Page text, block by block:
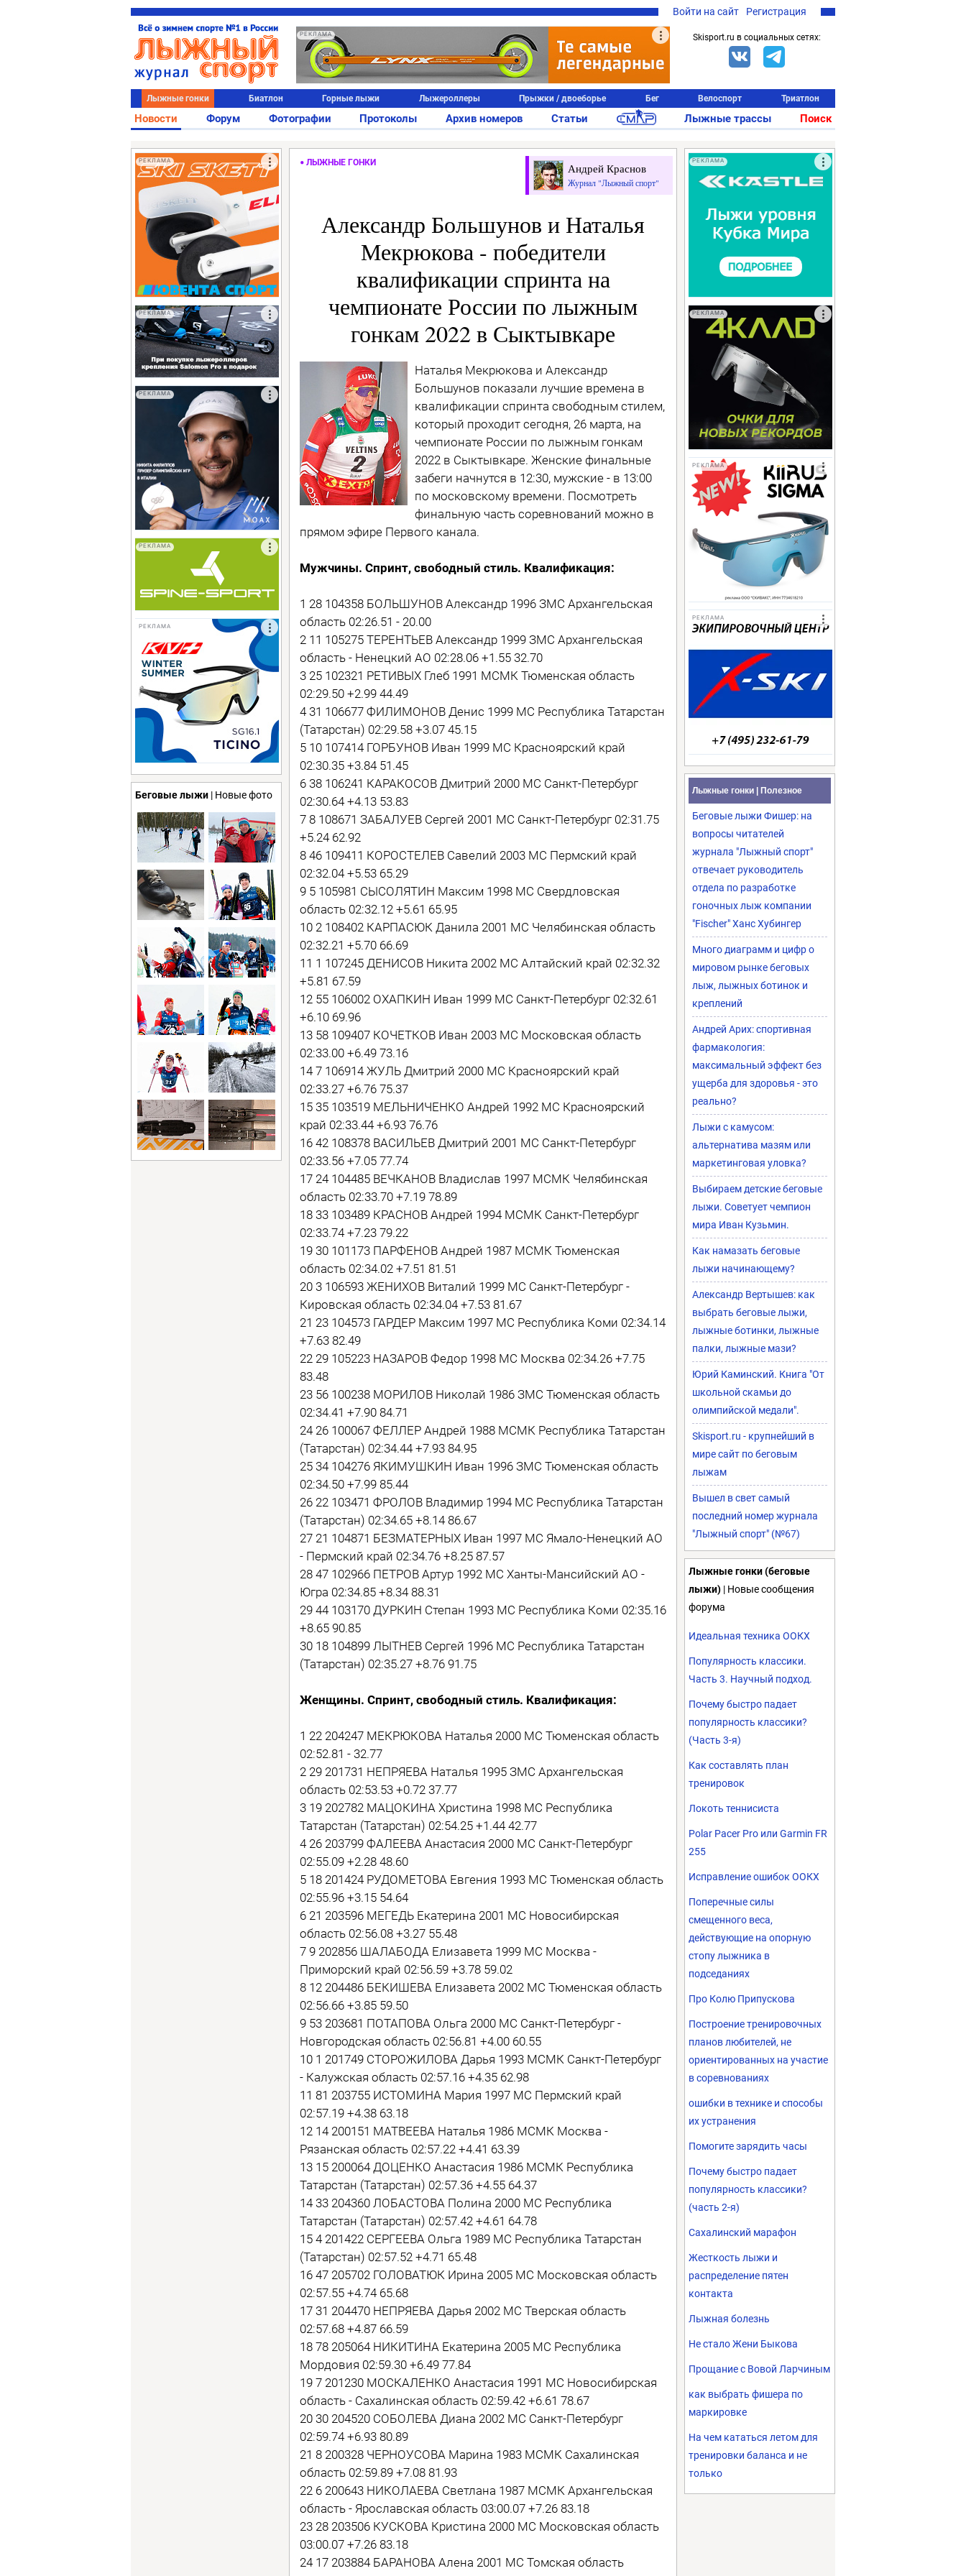
Войти на сайт Регистрация
РЕКЛАМА Skisport.ru в социальных сетях:
Лыжные гонки Биатлон Горные лыжи Лыжероллеры Прыжки / двоеборье Бег Велоспорт Триатлон
Новости Форум Фотографии Протоколы Архив номеров Статьи Лыжные трассы Поиск
РЕКЛАМА
РЕКЛАМА
РЕКЛАМА
РЕКЛАМА
РЕКЛАМА
Беговые лыжи | Новые фото
ЛЫЖНЫЕ ГОНКИ Андрей Краснов
Журнал "Лыжный спорт"
Александр Большунов и Наталья
Мекрюкова - победители
квалификации спринта на
чемпионате России по лыжным
гонкам 2022 в Сыктывкаре
Наталья Мекрюкова и Александр
Большунов показали лучшие времена в
квалификации спринта свободным стилем,
который проходит сегодня, 26 марта, на
чемпионате России по лыжным гонкам
2022 в Сыктывкаре. Женские финальные
забеги начнутся в 12:30, мужские - в 13:00
по московскому времени. Посмотреть
финальную часть соревнований можно в
прямом эфире Первого канала.
Мужчины. Спринт, свободный стиль. Квалификация:
1 28 104358 БОЛЬШУНОВ Александр 1996 ЗМС Архангельская
область 02:26.51 - 20.00
2 11 105275 ТЕРЕНТЬЕВ Александр 1999 ЗМС Архангельская
область - Ненецкий АО 02:28.06 +1.55 32.70
3 25 102321 РЕТИВЫХ Глеб 1991 МСМК Тюменская область
02:29.50 +2.99 44.49
4 31 106677 ФИЛИМОНОВ Денис 1999 МС Республика Татарстан
(Татарстан) 02:29.58 +3.07 45.15
5 10 107414 ГОРБУНОВ Иван 1999 МС Красноярский край
02:30.35 +3.84 51.45
6 38 106241 КАРАКОСОВ Дмитрий 2000 МС Санкт-Петербург
02:30.64 +4.13 53.83
7 8 108671 ЗАБАЛУЕВ Сергей 2001 МС Санкт-Петербург 02:31.75
+5.24 62.92
8 46 109411 КОРОСТЕЛЕВ Савелий 2003 МС Пермский край
02:32.04 +5.53 65.29
9 5 105981 СЫСОЛЯТИН Максим 1998 МС Свердловская
область 02:32.12 +5.61 65.95
10 2 108402 КАРПАСЮК Данила 2001 МС Челябинская область
02:32.21 +5.70 66.69
11 1 107245 ДЕНИСОВ Никита 2002 МС Алтайский край 02:32.32
+5.81 67.59
12 55 106002 ОХАПКИН Иван 1999 МС Санкт-Петербург 02:32.61
+6.10 69.96
13 58 109407 КОЧЕТКОВ Иван 2003 МС Московская область
02:33.00 +6.49 73.16
14 7 106914 ЖУЛЬ Дмитрий 2000 МС Красноярский край
02:33.27 +6.76 75.37
15 35 103519 МЕЛЬНИЧЕНКО Андрей 1992 МС Красноярский
край 02:33.44 +6.93 76.76
16 42 108378 ВАСИЛЬЕВ Дмитрий 2001 МС Санкт-Петербург
02:33.56 +7.05 77.74
17 24 104485 ВЕЧКАНОВ Владислав 1997 МСМК Челябинская
область 02:33.70 +7.19 78.89
18 33 103489 КРАСНОВ Андрей 1994 МСМК Санкт-Петербург
02:33.74 +7.23 79.22
19 30 101173 ПАРФЕНОВ Андрей 1987 МСМК Тюменская
область 02:34.02 +7.51 81.51
20 3 106593 ЖЕНИХОВ Виталий 1999 МС Санкт-Петербург -
Кировская область 02:34.04 +7.53 81.67
21 23 104573 ГАРДЕР Максим 1997 МС Республика Коми 02:34.14
+7.63 82.49
22 29 105223 НАЗАРОВ Федор 1998 МС Москва 02:34.26 +7.75
83.48
23 56 100238 МОРИЛОВ Николай 1986 ЗМС Тюменская область
02:34.41 +7.90 84.71
24 26 100067 ФЕЛЛЕР Андрей 1988 МСМК Республика Татарстан
(Татарстан) 02:34.44 +7.93 84.95
25 34 104276 ЯКИМУШКИН Иван 1996 ЗМС Тюменская область
02:34.50 +7.99 85.44
26 22 103471 ФРОЛОВ Владимир 1994 МС Республика Татарстан
(Татарстан) 02:34.65 +8.14 86.67
27 21 104871 БЕЗМАТЕРНЫХ Иван 1997 МС Ямало-Ненецкий АО
- Пермский край 02:34.76 +8.25 87.57
28 47 102966 ПЕТРОВ Артур 1992 МС Ханты-Мансийский АО -
Югра 02:34.85 +8.34 88.31
29 44 103170 ДУРКИН Степан 1993 МС Республика Коми 02:35.16
+8.65 90.85
30 18 104899 ЛЫТНЕВ Сергей 1996 МС Республика Татарстан
(Татарстан) 02:35.27 +8.76 91.75
Женщины. Спринт, свободный стиль. Квалификация:
1 22 204247 МЕКРЮКОВА Наталья 2000 МС Тюменская область
02:52.81 - 32.77
2 29 201731 НЕПРЯЕВА Наталья 1995 ЗМС Архангельская
область 02:53.53 +0.72 37.77
3 19 202782 МАЦОКИНА Христина 1998 МС Республика
Татарстан (Татарстан) 02:54.25 +1.44 42.77
4 26 203799 ФАЛЕЕВА Анастасия 2000 МС Санкт-Петербург
02:55.09 +2.28 48.60
5 18 201424 РУДОМЕТОВА Евгения 1993 МС Тюменская область
02:55.96 +3.15 54.64
6 21 203596 МЕГЕДЬ Екатерина 2001 МС Новосибирская
область 02:56.08 +3.27 55.48
7 9 202856 ШАЛАБОДА Елизавета 1999 МС Москва -
Приморский край 02:56.59 +3.78 59.02
8 12 204486 БЕКИШЕВА Елизавета 2002 МС Тюменская область
02:56.66 +3.85 59.50
9 53 203681 ПОТАПОВА Ольга 2000 МС Санкт-Петербург -
Новгородская область 02:56.81 +4.00 60.55
10 1 201749 СТОРОЖИЛОВА Дарья 1993 МСМК Санкт-Петербург
- Калужская область 02:57.16 +4.35 62.98
11 81 203755 ИСТОМИНА Мария 1997 МС Пермский край
02:57.19 +4.38 63.18
12 14 200151 МАТВЕЕВА Наталья 1986 МСМК Москва -
Рязанская область 02:57.22 +4.41 63.39
13 15 200064 ДОЦЕНКО Анастасия 1986 МСМК Республика
Татарстан (Татарстан) 02:57.36 +4.55 64.37
14 33 204360 ЛОБАСТОВА Полина 2000 МС Республика
Татарстан (Татарстан) 02:57.42 +4.61 64.78
15 4 201422 СЕРГЕЕВА Ольга 1989 МС Республика Татарстан
(Татарстан) 02:57.52 +4.71 65.48
16 47 205702 ГОЛОВАТЮК Ирина 2005 МС Московская область
02:57.55 +4.74 65.68
17 31 204470 НЕПРЯЕВА Дарья 2002 МС Тверская область
02:57.68 +4.87 66.59
18 78 205064 НИКИТИНА Екатерина 2005 МС Республика
Мордовия 02:59.30 +6.49 77.84
19 7 201230 МОСКАЛЕНКО Анастасия 1991 МС Новосибирская
область - Сахалинская область 02:59.42 +6.61 78.67
20 30 204520 СОБОЛЕВА Диана 2002 МС Санкт-Петербург
02:59.74 +6.93 80.89
21 8 200328 ЧЕРНОУСОВА Марина 1983 МСМК Сахалинская
область 02:59.89 +7.08 81.93
22 6 200643 НИКОЛАЕВА Светлана 1987 МСМК Архангельская
область - Ярославская область 03:00.07 +7.26 83.18
23 28 203506 КУСКОВА Кристина 2000 МС Московская область
03:00.07 +7.26 83.18
24 17 203884 БАРАНОВА Алена 2001 МС Томская область
РЕКЛАМА
РЕКЛАМА
РЕКЛАМА
РЕКЛАМА
Лыжные гонки | Полезное
Беговые лыжи Фишер: на
вопросы читателей
журнала "Лыжный спорт"
отвечает руководитель
отдела по разработке
гоночных лыж компании
"Fischer" Ханс Хубингер
Много диаграмм и цифр о
мировом рынке беговых
лыж, лыжных ботинок и
креплений
Андрей Арих: спортивная
фармакология:
максимальный эффект без
ущерба для здоровья - это
реально?
Лыжи с камусом:
альтернатива мазям или
маркетинговая уловка?
Выбираем детские беговые
лыжи. Советует чемпион
мира Иван Кузьмин.
Как намазать беговые
лыжи начинающему?
Александр Вертышев: как
выбрать беговые лыжи,
лыжные ботинки, лыжные
палки, лыжные мази?
Юрий Каминский. Книга "От
школьной скамьи до
олимпийской медали".
Skisport.ru - крупнейший в
мире сайт по беговым
лыжам
Вышел в свет самый
последний номер журнала
"Лыжный спорт" (№67)
Лыжные гонки (беговые
лыжи) | Новые сообщения
форума
Идеальная техника ООКХ
Популярность классики.
Часть 3. Научный подход.
Почему быстро падает
популярность классики?
(Часть 3-я)
Как составлять план
тренировок
Локоть теннисиста
Polar Pacer Pro или Garmin FR
255
Исправление ошибок ООКХ
Поперечные силы
смещенного веса,
действующие на опорную
стопу лыжника в
подседаниях
Про Колю Припускова
Построение тренировочных
планов любителей, не
ориентированных на участие
в соревнованиях
ошибки в технике и способы
их устранения
Помогите зарядить часы
Почему быстро падает
популярность классики?
(часть 2-я)
Сахалинский марафон
Жесткость лыжи и
распределение пятен
контакта
Лыжная болезнь
Не стало Жени Быкова
Прощание с Вовой Ларчиным
как выбрать фишера по
маркировке
На чем кататься летом для
тренировки баланса и не
только